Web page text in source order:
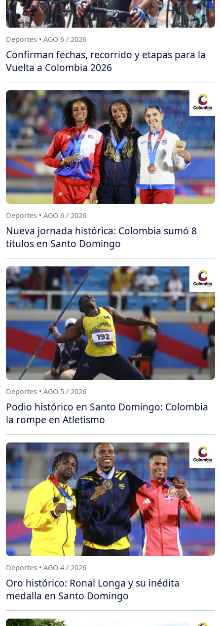
Deportes • AGO 6 / 2026
Confirman fechas, recorrido y etapas para la
Vuelta a Colombia 2026
Deportes • AGO 6 / 2026
Nueva jornada histórica: Colombia sumó 8
títulos en Santo Domingo
Deportes • AGO 5 / 2026
Podio histórico en Santo Domingo: Colombia
la rompe en Atletismo
Deportes • AGO 4 / 2026
Oro histórico: Ronal Longa y su inédita
medalla en Santo Domingo